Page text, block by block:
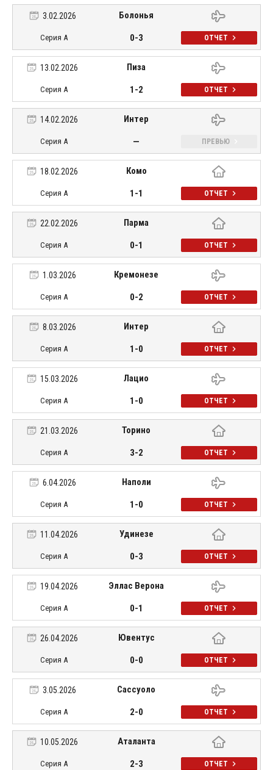
3.02.2026 Болонья
Серия А 0-3 ОТЧЕТ
13.02.2026 Пиза
Серия А 1-2 ОТЧЕТ
14.02.2026 Интер
Серия А — ПРЕВЬЮ
18.02.2026 Комо
Серия А 1-1 ОТЧЕТ
22.02.2026 Парма
Серия А 0-1 ОТЧЕТ
1.03.2026 Кремонезе
Серия А 0-2 ОТЧЕТ
8.03.2026 Интер
Серия А 1-0 ОТЧЕТ
15.03.2026 Лацио
Серия А 1-0 ОТЧЕТ
21.03.2026 Торино
Серия А 3-2 ОТЧЕТ
6.04.2026 Наполи
Серия А 1-0 ОТЧЕТ
11.04.2026 Удинезе
Серия А 0-3 ОТЧЕТ
19.04.2026 Эллас Верона
Серия А 0-1 ОТЧЕТ
26.04.2026 Ювентус
Серия А 0-0 ОТЧЕТ
3.05.2026 Сассуоло
Серия А 2-0 ОТЧЕТ
10.05.2026 Аталанта
Серия А 2-3 ОТЧЕТ